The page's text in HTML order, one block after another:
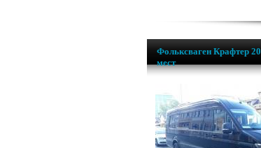
Фольксваген Крафтер 20
мест